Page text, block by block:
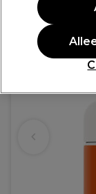
PROMOTIE